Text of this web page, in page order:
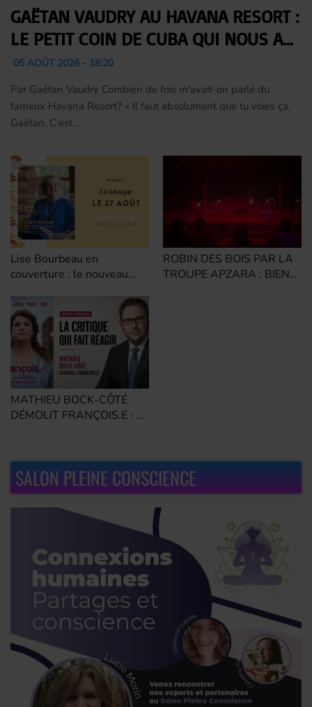
GAËTAN VAUDRY AU HAVANA RESORT :
LE PETIT COIN DE CUBA QUI NOUS A
COMPLÈTEMENT CONQUIS
05 AOÛT 2026 - 18:20
Par Gaétan Vaudry Combien de fois m'avait-on parlé du
fameux Havana Resort? « Il faut absolument que tu voies ça,
Gaëtan. C'est...
Lise Bourbeau en
couverture : le nouveau
promet une édition
inspirante
ROBIN DES BOIS PAR LA
TROUPE APZARA : BIEN
MATHIEU BOCK-CÔTÉ
DÉMOLIT FRANÇOIS.E : La
SALON PLEINE CONSCIENCE